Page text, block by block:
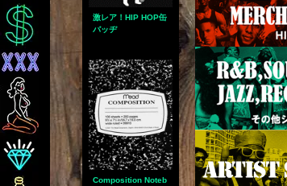
激レア！HIP HOP缶
バッヂ
Composition Noteb